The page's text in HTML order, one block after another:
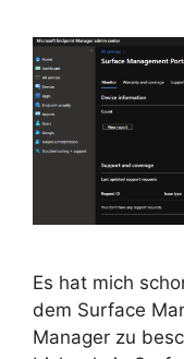
Es hat mich
dem Surface
Manager zu